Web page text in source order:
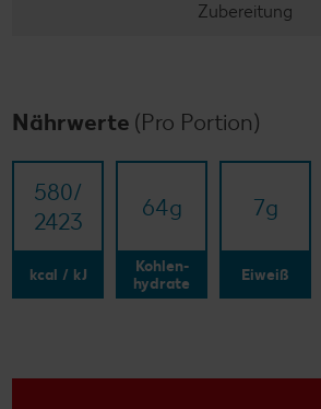
Zubereitung
Nährwerte (Pro Portion)
580/​
2423
kcal / kJ
64g
Kohlen-
hydrate
7g
Eiweiß